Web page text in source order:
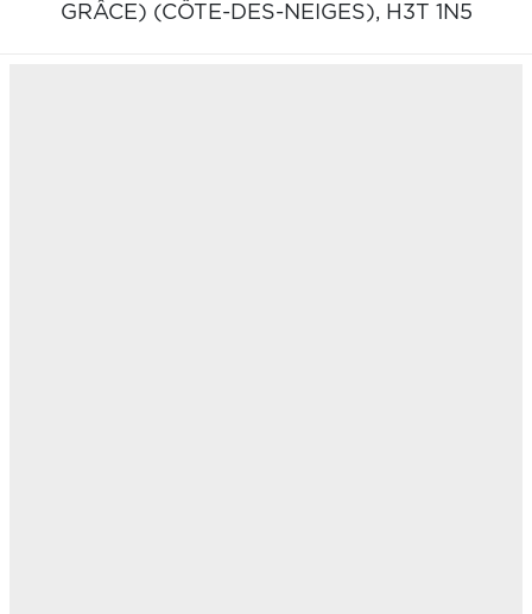
GRÂCE) (CÔTE-DES-NEIGES), H3T 1N5